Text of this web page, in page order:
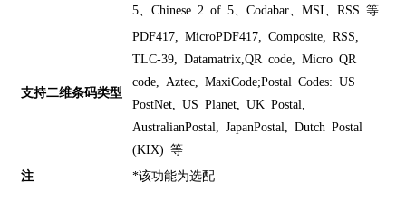
5、Chinese 2 of 5、Codabar、MSI、RSS 等
支持二维条码类型
PDF417, MicroPDF417, Composite, RSS,
TLC-39, Datamatrix,QR code, Micro QR
code, Aztec, MaxiCode;Postal Codes: US
PostNet, US Planet, UK Postal,
AustralianPostal, JapanPostal, Dutch Postal
(KIX) 等
注 *该功能为选配